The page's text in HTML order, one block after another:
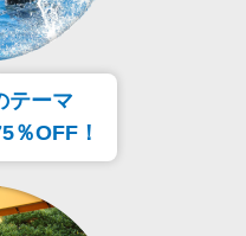
テーマ
％OFF！